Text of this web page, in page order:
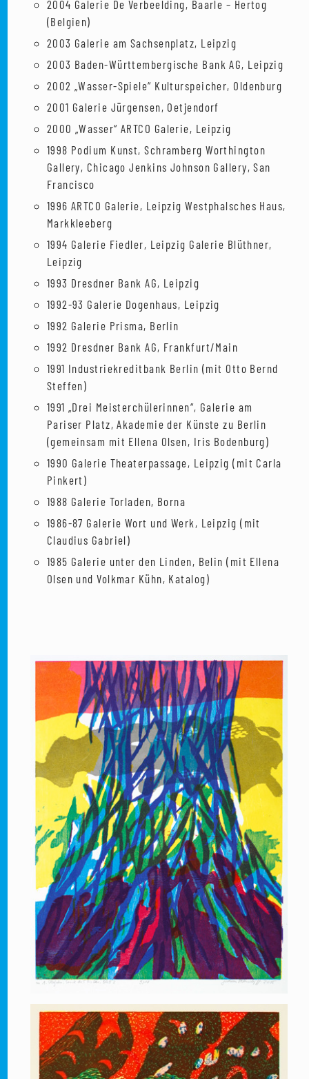
2004 Galerie De Verbeelding, Baarle – Hertog
(Belgien)
2003 Galerie am Sachsenplatz, Leipzig
2003 Baden-Württembergische Bank AG, Leipzig
2002 „Wasser-Spiele“ Kulturspeicher, Oldenburg
2001 Galerie Jürgensen, Oetjendorf
2000 „Wasser“ ARTCO Galerie, Leipzig
1998 Podium Kunst, Schramberg Worthington
Gallery, Chicago Jenkins Johnson Gallery, San
Francisco
1996 ARTCO Galerie, Leipzig Westphalsches Haus,
Markkleeberg
1994 Galerie Fiedler, Leipzig Galerie Blüthner,
Leipzig
1993 Dresdner Bank AG, Leipzig
1992-93 Galerie Dogenhaus, Leipzig
1992 Galerie Prisma, Berlin
1992 Dresdner Bank AG, Frankfurt/Main
1991 Industriekreditbank Berlin (mit Otto Bernd
Steffen)
1991 „Drei Meisterchülerinnen“, Galerie am
Pariser Platz, Akademie der Künste zu Berlin
(gemeinsam mit Ellena Olsen, Iris Bodenburg)
1990 Galerie Theaterpassage, Leipzig (mit Carla
Pinkert)
1988 Galerie Torladen, Borna
1986-87 Galerie Wort und Werk, Leipzig (mit
Claudius Gabriel)
1985 Galerie unter den Linden, Belin (mit Ellena
Olsen und Volkmar Kühn, Katalog)